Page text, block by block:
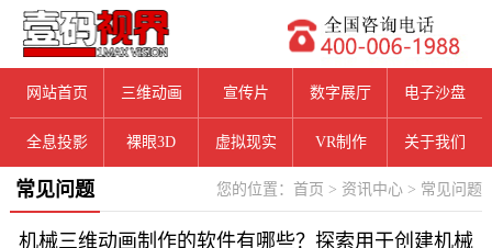
网站首页 三维动画 宣传片 数字展厅 电子沙盘
全息投影 裸眼3D 虚拟现实 VR制作 关于我们
您的位置： 首页 > 资讯中心 > 常见问题
常见问题
机械三维动画制作的软件有哪些？探索用于创建机械